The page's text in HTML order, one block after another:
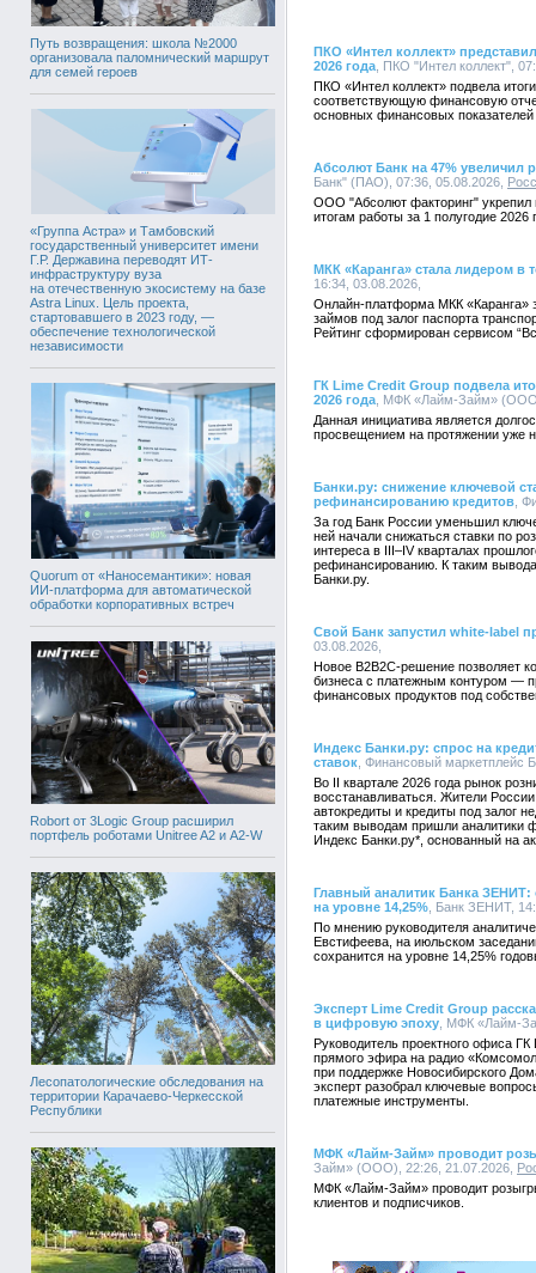
Путь возвращения: школа №2000
организовала паломнический маршрут
для семей героев
«Группа Астра» и Тамбовский
государственный университет имени
Г.Р. Державина переводят ИТ-
инфраструктуру вуза
на отечественную экосистему на базе
Astra Linux. Цель проекта,
стартовавшего в 2023 году, —
обеспечение технологической
независимости
Quorum от «Наносемантики»: новая
ИИ-платформа для автоматической
обработки корпоративных встреч
Robort от 3Logic Group расширил
портфель роботами Unitree A2 и A2-W
Лесопатологические обследования на
территории Карачаево-Черкесской
Республики
ПКО «Интел коллект»
2026 года , ПКО "Интел коллект",
ПКО «Интел коллект» подвела
соответствующую финансовую
основных финансовых показателей
Абсолют Банк на 47% увеличил
Банк" (ПАО), 07:36, 05.08.2026,
ООО "Абсолют факторинг" укрепил
итогам работы за 1 полугодие 2026
МКК «Каранга» стала лидером в
16:34, 03.08.2026,
Онлайн-платформа МКК «Каранга»
займов под залог паспорта
Рейтинг сформирован сервисом
ГК Lime Credit Group подвела
2026 года , МФК «Лайм-Займ»
Данная инициатива является
просвещением на протяжении уже
Банки.ру: снижение ключевой
рефинансированию кредитов ,
За год Банк России уменьшил
ней начали снижаться ставки по
интереса в III–IV кварталах
рефинансированию. К таким
Банки.ру.
Свой Банк запустил white-label
03.08.2026,
Новое B2B2C-решение позволяет
бизнеса с платежным контуром —
финансовых продуктов под
Индекс Банки.ру: спрос на
ставок , Финансовый маркетплейс
Во II квартале 2026 года рынок
восстанавливаться. Жители
автокредиты и кредиты под залог
таким выводам пришли аналитики
Индекс Банки.ру*, основанный на
Главный аналитик Банка ЗЕНИТ:
на уровне 14,25% , Банк ЗЕНИТ,
По мнению руководителя
Евстифеева, на июльском
сохранится на уровне 14,25%
Эксперт Lime Credit Group
в цифровую эпоху , МФК «Лайм-
Руководитель проектного офиса
прямого эфира на радио
при поддержке Новосибирского
эксперт разобрал ключевые
платежные инструменты.
МФК «Лайм-Займ» проводит
Займ» (ООО), 22:26, 21.07.2026,
МФК «Лайм-Займ» проводит
клиентов и подписчиков.